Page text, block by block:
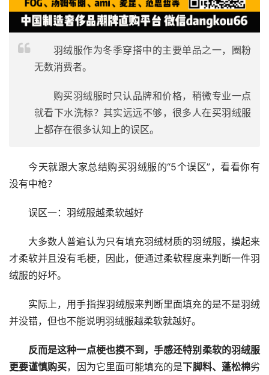
羽绒服作为冬季穿搭中的主要单品之一，圈粉
无数消费者。
购买羽绒服时只认品牌和价格，稍微专业一点
就看下水洗标？其实远远不够，很多人在买羽绒服
上都存在很多认知上的误区。
今天就跟大家总结购买羽绒服的“5个误区”，看看你有
没有中枪？
误区一：羽绒服越柔软越好
大多数人普遍认为只有填充羽绒材质的羽绒服，摸起来
才柔软并且没有毛梗，因此，便通过柔软程度来判断一件羽
绒服的好坏。
实际上，用手指捏羽绒服来判断里面填充的是不是羽绒
并没错，但也不能说明羽绒服越柔软就越好。
反而是这种一点梗也摸不到，手感还特别柔软的羽绒服
更要谨慎购买，因为它里面可能填充的是下脚料、蓬松棉劣